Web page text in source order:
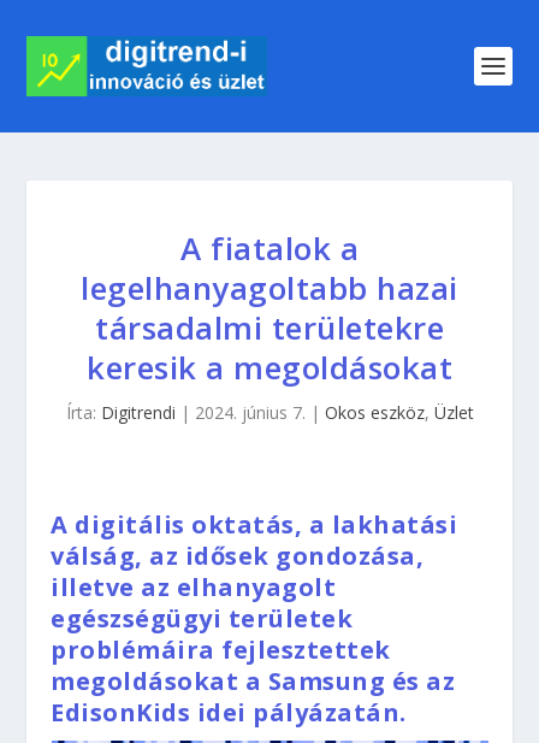
A fiatalok a
legelhanyagoltabb hazai
társadalmi területekre
keresik a megoldásokat
Írta: Digitrendi | 2024. június 7. | Okos eszköz, Üzlet
A digitális oktatás, a lakhatási
válság, az idősek gondozása,
illetve az elhanyagolt
egészségügyi területek
problémáira fejlesztettek
megoldásokat a Samsung és az
EdisonKids idei pályázatán.